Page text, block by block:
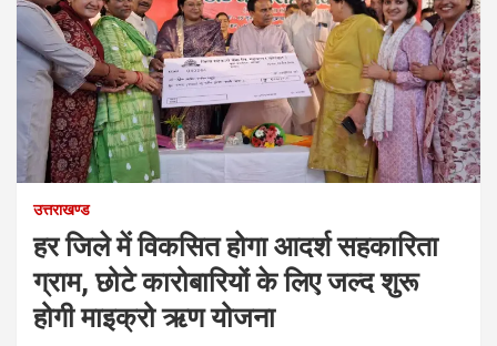
उत्तराखण्ड
हर जिले में विकसित होगा आदर्श सहकारिता
ग्राम, छोटे कारोबारियों के लिए जल्द शुरू
होगी माइक्रो ऋण योजना